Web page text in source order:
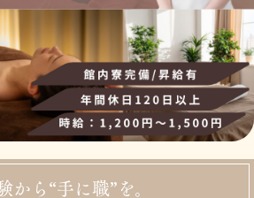
から“手に職”を。